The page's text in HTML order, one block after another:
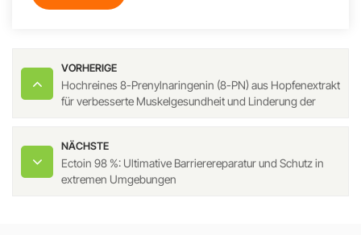
VORHERIGE
Hochreines 8-Prenylnaringenin (8-PN) aus Hopfenextrakt
für verbesserte Muskelgesundheit und Linderung der
NÄCHSTE
Ectoin 98 %: Ultimative Barrierereparatur und Schutz in
extremen Umgebungen